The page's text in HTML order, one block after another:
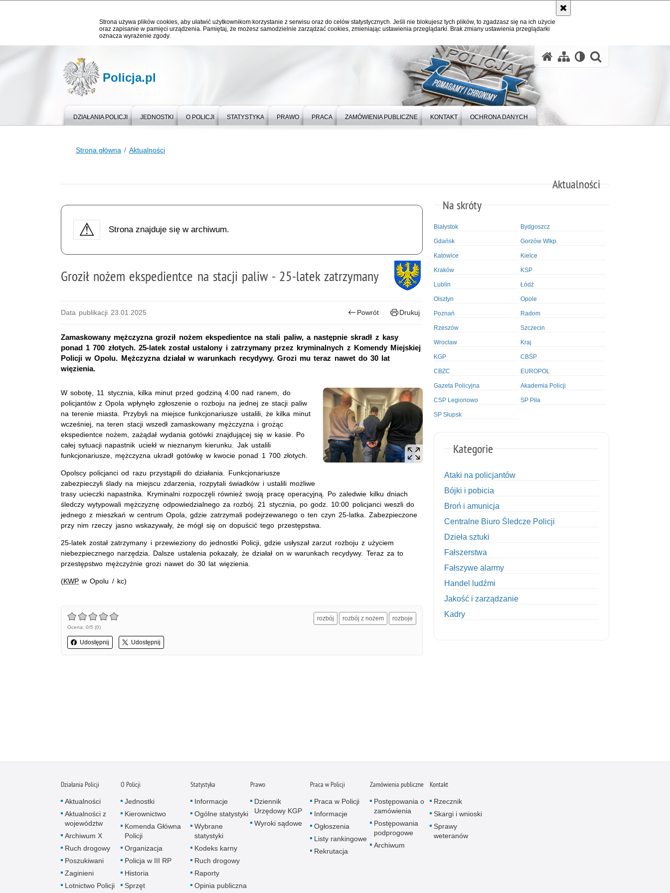
Strona używa plików cookies, aby ułatwić użytkownikom korzystanie z serwisu oraz do celów statystycznych. Jeśli nie blokujesz tych plików, to zgadzasz się na ich użycie
oraz zapisanie w pamięci urządzenia. Pamiętaj, że możesz samodzielnie zarządzać cookies, zmieniając ustawienia przeglądarki. Brak zmiany ustawienia przeglądarki
oznacza wyrażenie zgody.
Policja.pl
DZIAŁANIA POLICJI JEDNOSTKI O POLICJI STATYSTYKA PRAWO PRACA ZAMÓWIENIA PUBLICZNE KONTAKT OCHRONA DANYCH
Strona główna Aktualności
Aktualności
Strona znajduje się w archiwum.
Groził nożem ekspedientce na stacji paliw - 25-latek zatrzymany
Data publikacji 23.01.2025 Powrót Drukuj
Zamaskowany mężczyzna groził nożem ekspedientce na stali paliw, a następnie skradł z kasy
ponad 1 700 złotych. 25-latek został ustalony i zatrzymany przez kryminalnych z Komendy Miejskiej
Policji w Opolu. Mężczyzna działał w warunkach recydywy. Grozi mu teraz nawet do 30 lat
więzienia.
W sobotę, 11 stycznia, kilka minut przed godziną 4:00 nad ranem, do
policjantów z Opola wpłynęło zgłoszenie o rozboju na jednej ze stacji paliw
na terenie miasta. Przybyli na miejsce funkcjonariusze ustalili, że kilka minut
wcześniej, na teren stacji wszedł zamaskowany mężczyzna i grożąc
ekspedientce nożem, zażądał wydania gotówki znajdującej się w kasie. Po
całej sytuacji napastnik uciekł w nieznanym kierunku. Jak ustalili
funkcjonariusze, mężczyzna ukradł gotówkę w kwocie ponad 1 700 złotych.
Opolscy policjanci od razu przystąpili do działania. Funkcjonariusze
zabezpieczyli ślady na miejscu zdarzenia, rozpytali świadków i ustalili możliwe
trasy ucieczki napastnika. Kryminalni rozpoczęli również swoją pracę operacyjną. Po zaledwie kilku dniach
śledczy wytypowali mężczyznę odpowiedzialnego za rozbój. 21 stycznia, po godz. 10:00 policjanci weszli do
jednego z mieszkań w centrum Opola, gdzie zatrzymali podejrzewanego o ten czyn 25-latka. Zabezpieczone
przy nim rzeczy jasno wskazywały, że mógł się on dopuścić tego przestępstwa.
25-latek został zatrzymany i przewieziony do jednostki Policji, gdzie usłyszał zarzut rozboju z użyciem
niebezpiecznego narzędzia. Dalsze ustalenia pokazały, że działał on w warunkach recydywy. Teraz za to
przestępstwo mężczyźnie grozi nawet do 30 lat więzienia.
(KWP w Opolu / kc)
Ocena: 0/5 (0)
Udostępnij Udostępnij
rozbój rozbój z nożem rozboje
Na skróty
Białystok Bydgoszcz
Gdańsk Gorzów Wlkp.
Katowice Kielce
Kraków KSP
Lublin Łódź
Olsztyn Opole
Poznań Radom
Rzeszów Szczecin
Wrocław Kraj
KGP CBŚP
CBZC EUROPOL
Gazeta Policyjna Akademia Policji
CSP Legionowo SP Piła
SP Słupsk
Kategorie
Ataki na policjantów
Bójki i pobicia
Broń i amunicja
Centralne Biuro Śledcze Policji
Dzieła sztuki
Fałszerstwa
Fałszywe alarmy
Handel ludźmi
Jakość i zarządzanie
Kadry
Napady na tiry
Nielegalny handel farmaceutykami
Nietrzeźwi kierujący
Nietrzeźwi opiekunowie
Działania Policji
Aktualności
Aktualności z
województw
Archiwum X
Ruch drogowy
Poszukiwani
Zaginieni
Lotnictwo Policji
O Policji
Jednostki
Kierownictwo
Komenda Główna
Policji
Organizacja
Policja w III RP
Historia
Sprzęt
Statystyka
Informacje
Ogólne statystyki
Wybrane
statystyki
Kodeks karny
Ruch drogowy
Raporty
Opinia publiczna
Prawo
Dziennik
Urzędowy KGP
Wyroki sądowe
Praca w Policji
Praca w Policji
Informacje
Ogłoszenia
Listy rankingowe
Rekrutacja
Zamówienia publiczne
Postępowania o
zamówienia
Postępowania
podprogowe
Archiwum
Kontakt
Rzecznik
Skargi i wnioski
Sprawy
weteranów